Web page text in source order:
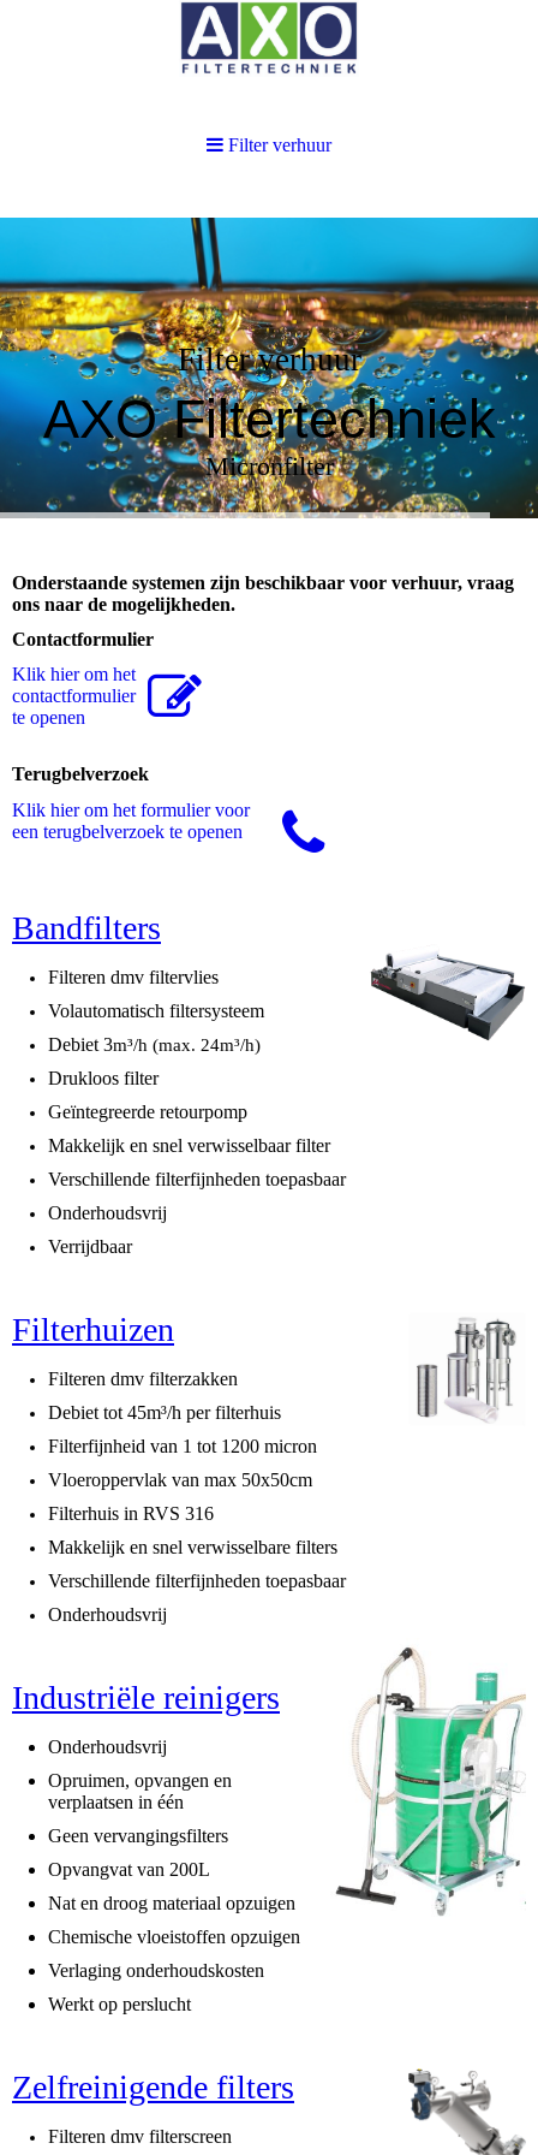
Filter verhuur
AXO Filtertechniek
Micronfilter
Onderstaande systemen zijn beschikbaar voor verhuur, vraag
ons naar de mogelijkheden.
Contactformulier
Klik hier om het
contactformulier
te openen
Terugbelverzoek
Klik hier om het formulier voor
een terugbelverzoek te openen
Bandfilters
Filteren dmv filtervlies
Volautomatisch filtersysteem
Debiet 3m³/h (max. 24m³/h)
Drukloos filter
Geïntegreerde retourpomp
Makkelijk en snel verwisselbaar filter
Verschillende filterfijnheden toepasbaar
Onderhoudsvrij
Verrijdbaar
Filterhuizen
Filteren dmv filterzakken
Debiet tot 45m³/h per filterhuis
Filterfijnheid van 1 tot 1200 micron
Vloeroppervlak van max 50x50cm
Filterhuis in RVS 316
Makkelijk en snel verwisselbare filters
Verschillende filterfijnheden toepasbaar
Onderhoudsvrij
Industriële reinigers
Onderhoudsvrij
Opruimen, opvangen en
verplaatsen in één
Geen vervangingsfilters
Opvangvat van 200L
Nat en droog materiaal opzuigen
Chemische vloeistoffen opzuigen
Verlaging onderhoudskosten
Werkt op perslucht
Zelfreinigende filters
Filteren dmv filterscreen
Filter verhuur